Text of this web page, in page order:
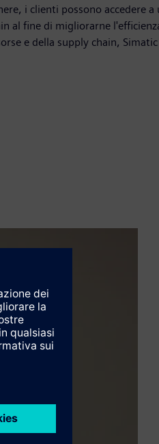
i clienti possono accedere a
al fine di migliorarne
e della supply chain, Simatic